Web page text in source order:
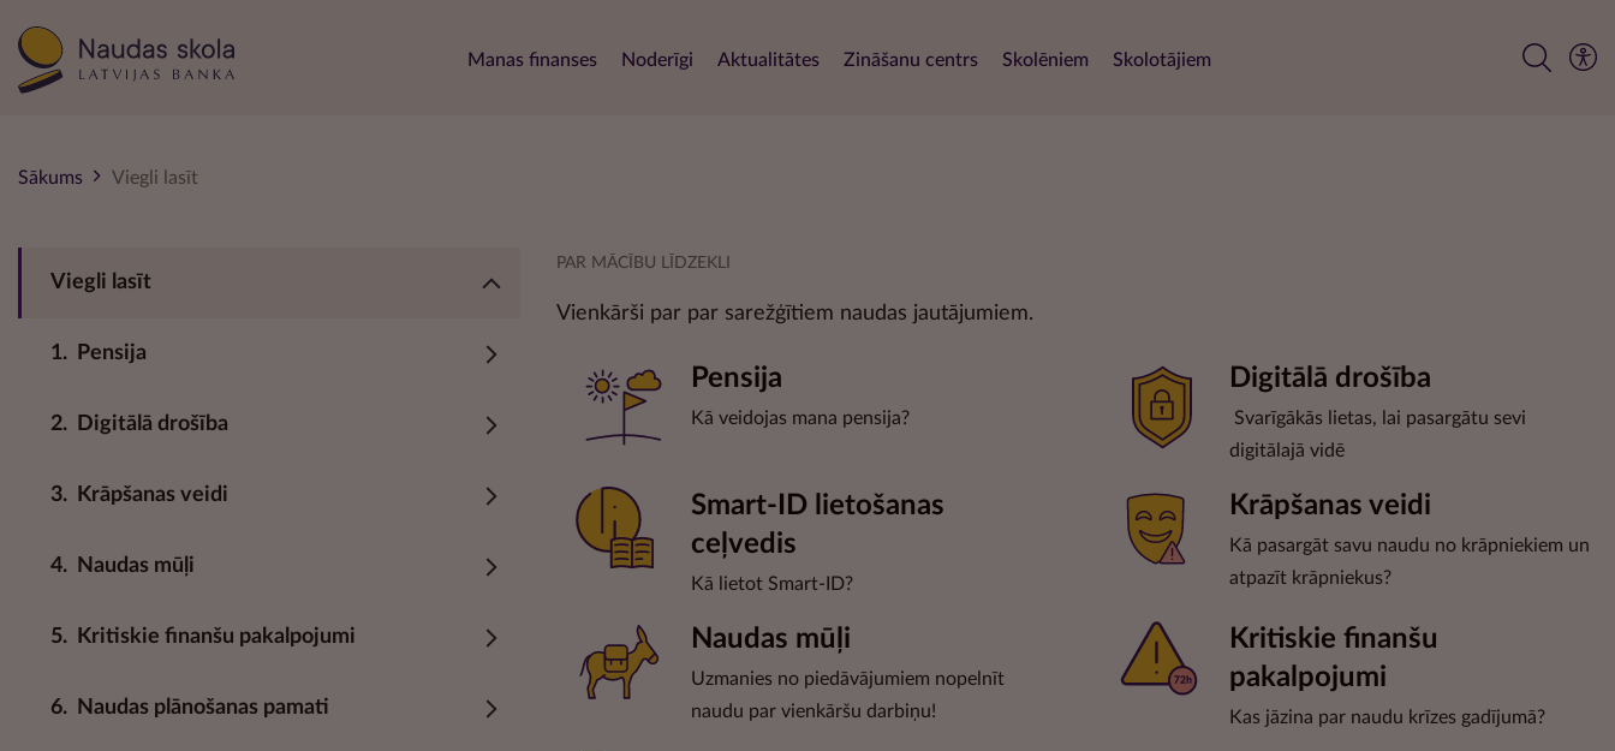
Main navigation
Manas finanses Noderīgi Aktualitātes Zināšanu centrs Skolēniem Skolotājiem
Sākums Viegli lasīt
Viegli lasīt
1. Pensija
2. Digitālā drošība
3. Krāpšanas veidi
4. Naudas mūļi
5. Kritiskie finanšu pakalpojumi
6. Naudas plānošanas pamati
PAR MĀCĪBU LĪDZEKLI
Vienkārši par par sarežģītiem naudas jautājumiem.
Pensija
Kā veidojas mana pensija?
Digitālā drošība
Svarīgākās lietas, lai pasargātu sevi
digitālajā vidē
Smart-ID lietošanas
ceļvedis
Kā lietot Smart-ID?
Krāpšanas veidi
Kā pasargāt savu naudu no krāpniekiem un
atpazīt krāpniekus?
Naudas mūļi
Uzmanies no piedāvājumiem nopelnīt
naudu par vienkāršu darbiņu!
Kritiskie finanšu
pakalpojumi
Kas jāzina par naudu krīzes gadījumā?